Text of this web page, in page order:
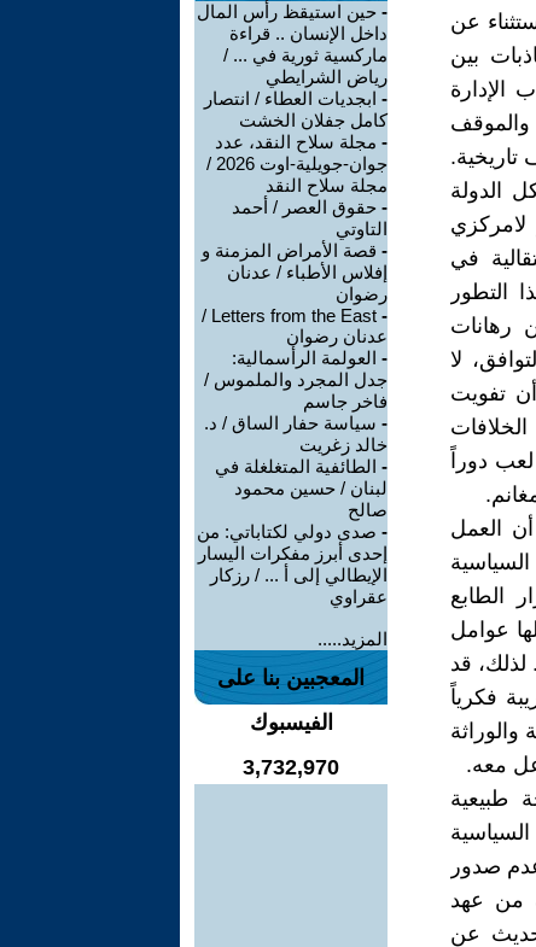
عن
بين
الإدارة
والموقف
نقطة انعطاف تاريخية.
الدولة
في
التطور
رهانات
لا
تفويت
دوراً
العمل
الطابع
عوامل
لذلك، قد
فكرياً
معه.
طبيعية
الإرادة السياسية
صدور
من عهد
حديث عن
- حين استيقظ رأس المال
داخل الإنسان .. قراءة
ماركسية ثورية في ... /
رياض الشرايطي
- ابجديات العطاء / انتصار
كامل جفلان الخشت
- مجلة سلاح النقد، عدد
جوان-جويلية-اوت 2026 /
مجلة سلاح النقد
- حقوق العصر / أحمد
التاوتي
- قصة الأمراض المزمنة و
إفلاس الأطباء / عدنان
رضوان
-
Letters from the East /
عدنان رضوان
- العولمة الرأسمالية:
جدل المجرد والملموس /
فاخر جاسم
- سياسة حفار الساق / د.
خالد زغريت
- الطائفية المتغلغلة في
لبنان / حسين محمود
صالح
- صدى دولي لكتاباتي: من
إحدى أبرز مفكرات اليسار
الإيطالي إلى أ ... / رزكار
عقراوي
المزيد.....
المعجبين بنا على
الفيسبوك
3,732,970